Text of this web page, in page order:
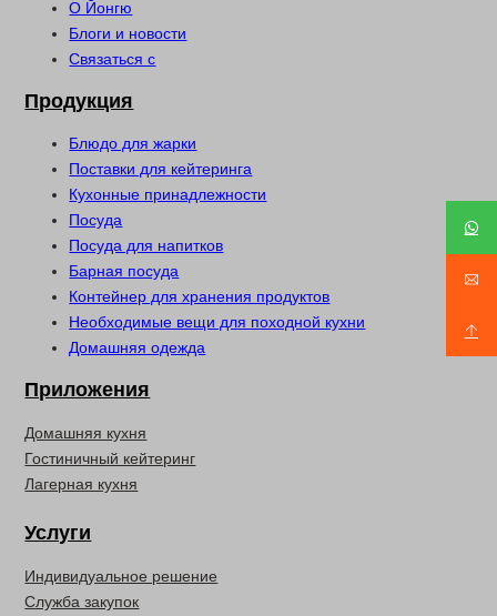
О Йонгю
Блоги и новости
Связаться с
Продукция
Блюдо для жарки
Поставки для кейтеринга
Кухонные принадлежности
Посуда
Посуда для напитков
Барная посуда
Контейнер для хранения продуктов
Необходимые вещи для походной кухни
Домашняя одежда
Приложения
Домашняя кухня
Гостиничный кейтеринг
Лагерная кухня
Услуги
Индивидуальное решение
Служба закупок